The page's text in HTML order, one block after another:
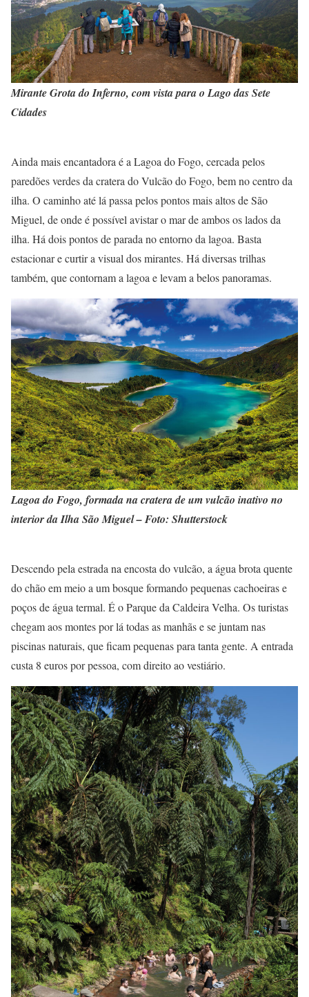
Mirante Grota do Inferno, com vista para o Lago das Sete
Cidades
Ainda mais encantadora é a Lagoa do Fogo, cercada pelos
paredões verdes da cratera do Vulcão do Fogo, bem no centro da
ilha. O caminho até lá passa pelos pontos mais altos de São
Miguel, de onde é possível avistar o mar de ambos os lados da
ilha. Há dois pontos de parada no entorno da lagoa. Basta
estacionar e curtir a visual dos mirantes. Há diversas trilhas
também, que contornam a lagoa e levam a belos panoramas.
Lagoa do Fogo, formada na cratera de um vulcão inativo no
interior da Ilha São Miguel – Foto: Shutterstock
Descendo pela estrada na encosta do vulcão, a água brota quente
do chão em meio a um bosque formando pequenas cachoeiras e
poços de água termal. É o Parque da Caldeira Velha. Os turistas
chegam aos montes por lá todas as manhãs e se juntam nas
piscinas naturais, que ficam pequenas para tanta gente. A entrada
custa 8 euros por pessoa, com direito ao vestiário.